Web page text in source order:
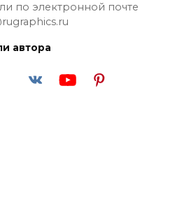
по электронной почте
автора